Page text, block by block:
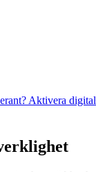
Aktivera